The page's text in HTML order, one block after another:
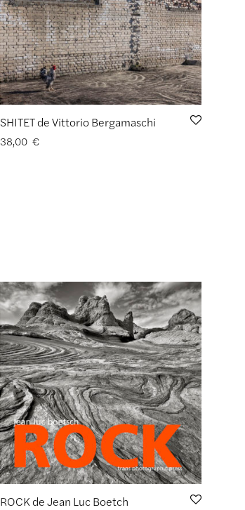
SHITET de Vittorio Bergamaschi
38,00 €
ROCK de Jean Luc Boetch